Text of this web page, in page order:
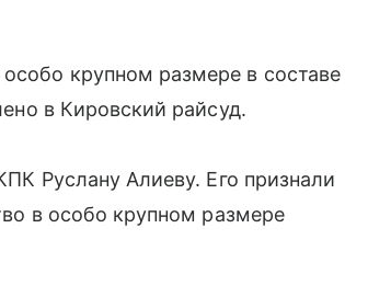
крупном размере в составе
в Кировский райсуд.
Руслану Алиеву. Его признали
в особо крупном размере